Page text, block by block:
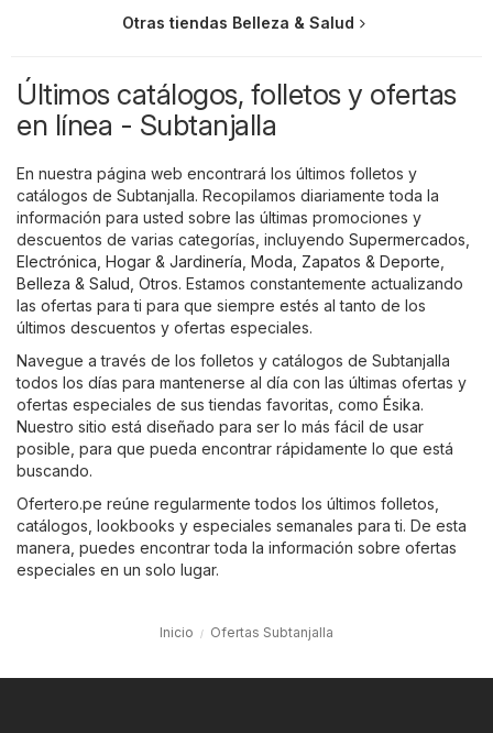
Otras tiendas Belleza & Salud
Últimos catálogos, folletos y ofertas
en línea - Subtanjalla
En nuestra página web encontrará los últimos folletos y
catálogos de Subtanjalla. Recopilamos diariamente toda la
información para usted sobre las últimas promociones y
descuentos de varias categorías, incluyendo Supermercados
Electrónica Hogar & Jardinería Moda, Zapatos & Deporte
Belleza & Salud Otros. Estamos constantemente actualizando
las ofertas para ti para que siempre estés al tanto de los
últimos descuentos y ofertas especiales.
Navegue a través de los folletos y catálogos de Subtanjalla
todos los días para mantenerse al día con las últimas ofertas y
ofertas especiales de sus tiendas favoritas, como Ésika.
Nuestro sitio está diseñado para ser lo más fácil de usar
posible, para que pueda encontrar rápidamente lo que está
buscando.
Ofertero.pe reúne regularmente todos los últimos folletos,
catálogos, lookbooks y especiales semanales para ti. De esta
manera, puedes encontrar toda la información sobre ofertas
especiales en un solo lugar.
Inicio Ofertas Subtanjalla